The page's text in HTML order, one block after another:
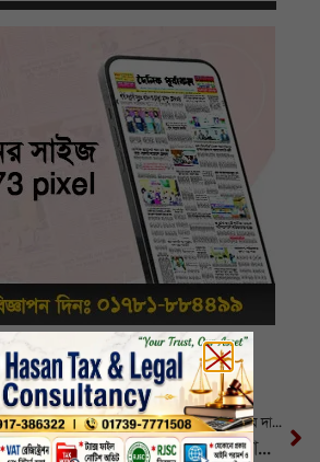
এবার তৃতীয় বিশ্বযুদ্ধের হুঁশিয়ারি দিলেন রাশিয়া ইসরায়েলের ৫৪ গুপ্তচরকে গ্রেপ্তারের দাবি ইরানের
‘আমিই তো চার-পাঁচটা নোবেল পাওয়ার যোগ্য’: ট্রাম্প